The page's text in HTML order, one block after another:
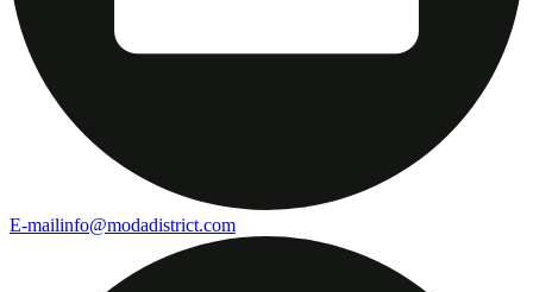
E-mailinfo@modadistrict.com